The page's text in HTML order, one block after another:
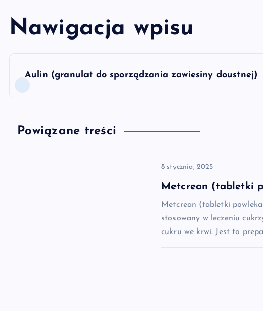
Nawigacja wpisu
Aulin (granulat do sporządzania zawiesiny doustnej)
Powiązane treści
8 stycznia, 2025
Metcrean (tabletki
Metcrean (tabletki
stosowany w leczeniu
cukru we krwi. Jest to